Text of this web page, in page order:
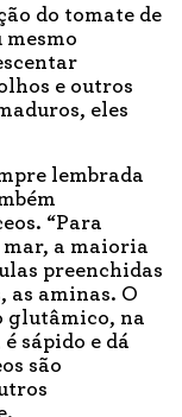
do tomate de
mesmo
e outros
eles
lembrada
“Para
a maioria
preenchidas
as aminas. O
glutâmico, na
sápido e dá
são